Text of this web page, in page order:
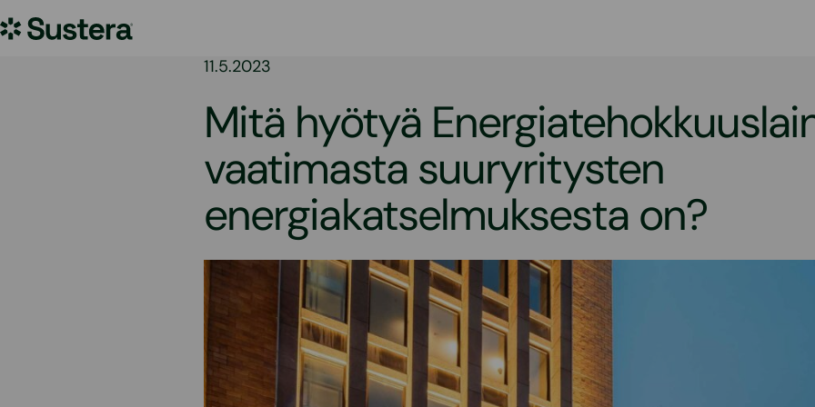
sisältöön
Sustera
11.5.2023
Mitä hyötyä
vaatimasta suuryritysten
energiakatselmuksesta on?